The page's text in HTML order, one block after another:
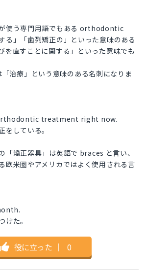
使う専門用語でもある orthodontic
る」「歯列矯正の」といった意味のある
を直すことに関する」といった意味でも
治療」という意味のある名刺になりま
treatment right now.
をしている。
「矯正器具」は英語で braces と言い、
欧米圏やアメリカではよく使用される言
けた。
役に立った ｜ 0